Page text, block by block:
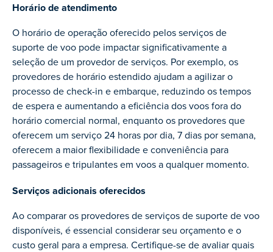
Horário de atendimento
O horário de operação oferecido pelos serviços de
suporte de voo pode impactar significativamente a
seleção de um provedor de serviços. Por exemplo, os
provedores de horário estendido ajudam a agilizar o
processo de check-in e embarque, reduzindo os tempos
de espera e aumentando a eficiência dos voos fora do
horário comercial normal, enquanto os provedores que
oferecem um serviço 24 horas por dia, 7 dias por semana,
oferecem a maior flexibilidade e conveniência para
passageiros e tripulantes em voos a qualquer momento.
Serviços adicionais oferecidos
Ao comparar os provedores de serviços de suporte de voo
disponíveis, é essencial considerar seu orçamento e o
custo geral para a empresa. Certifique-se de avaliar quais